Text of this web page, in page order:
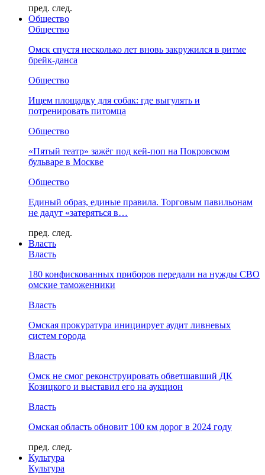
пред. след.
Общество
Общество
Омск спустя несколько лет вновь закружился в ритме
брейк-данса
Общество
Ищем площадку для собак: где выгулять и
потренировать питомца
Общество
«Пятый театр» зажёг под кей-поп на Покровском
бульваре в Москве
Общество
Единый образ, единые правила. Торговым павильонам
не дадут «затеряться в…
пред. след.
Власть
Власть
180 конфискованных приборов передали на нужды СВО
омские таможенники
Власть
Омская прокуратура инициирует аудит ливневых
систем города
Власть
Омск не смог реконструировать обветшавший ДК
Козицкого и выставил его на аукцион
Власть
Омская область обновит 100 км дорог в 2024 году
пред. след.
Культура
Культура